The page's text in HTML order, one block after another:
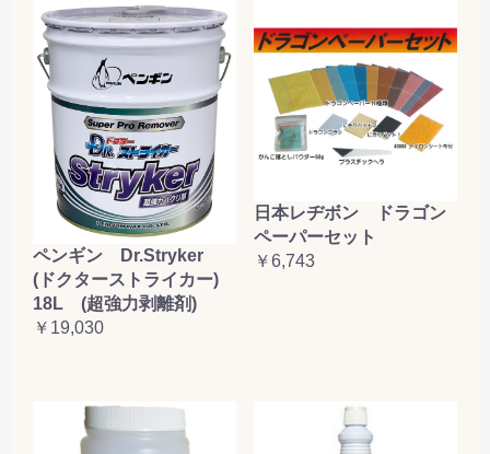
ペンギン Dr.Stryker
(ドクターストライカー)
18L (超強力剥離剤)
￥19,030
日本レヂボン ドラゴン
ペーパーセット
￥6,743